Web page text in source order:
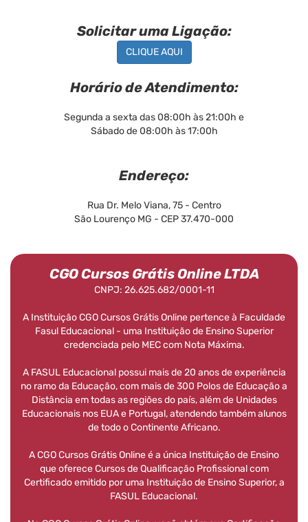
Solicitar uma Ligação:
CLIQUE AQUI
Horário de Atendimento:
Segunda a sexta das 08:00h às 21:00h e
Sábado de 08:00h às 17:00h
Endereço:
Rua Dr. Melo Viana, 75 - Centro
São Lourenço MG - CEP 37.470-000
CGO Cursos Grátis Online LTDA
CNPJ: 26.625.682/0001-11
A Instituição CGO Cursos Grátis Online pertence à Faculdade
Fasul Educacional - uma Instituição de Ensino Superior
credenciada pelo MEC com Nota Máxima.
A FASUL Educacional possui mais de 20 anos de experiência
no ramo da Educação, com mais de 300 Polos de Educação a
Distância em todas as regiões do país, além de Unidades
Educacionais nos EUA e Portugal, atendendo também alunos
de todo o Continente Africano.
A CGO Cursos Grátis Online é a única Instituição de Ensino
que oferece Cursos de Qualificação Profissional com
Certificado emitido por uma Instituição de Ensino Superior, a
FASUL Educacional.